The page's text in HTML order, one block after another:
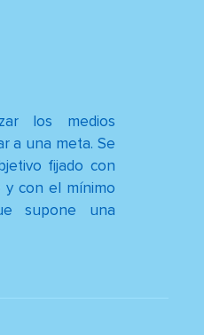
los medios
a una meta. Se
fijado con
y con el mínimo
supone una